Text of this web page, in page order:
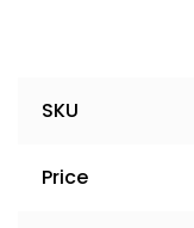
SKU
Price